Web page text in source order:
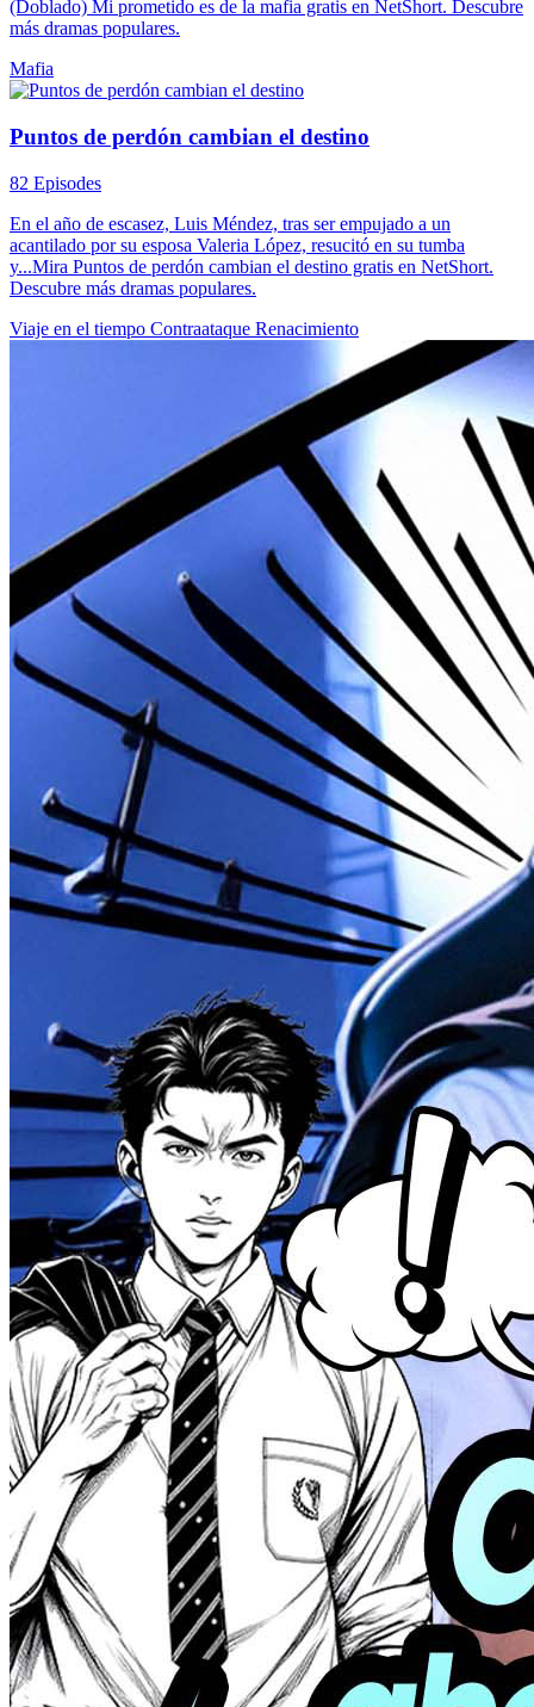
(Doblado) Mi prometido es de la mafia gratis en NetShort. Descubre
más dramas populares.
Mafia
Puntos de perdón cambian el destino
82 Episodes
En el año de escasez, Luis Méndez, tras ser empujado a un
acantilado por su esposa Valeria López, resucitó en su tumba
y...Mira Puntos de perdón cambian el destino gratis en NetShort.
Descubre más dramas populares.
Viaje en el tiempo Contraataque Renacimiento